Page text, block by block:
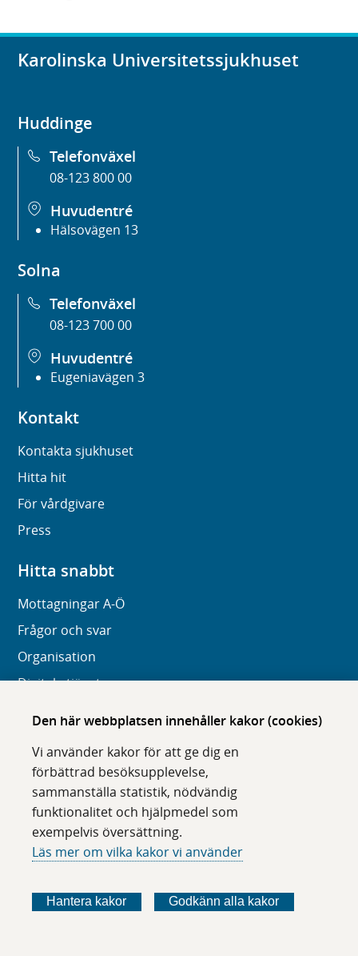
Den här webbplatsen innehåller kakor (cookies)
Vi använder kakor för att ge dig en
förbättrad besöksupplevelse,
sammanställa statistik, nödvändig
funktionalitet och hjälpmedel som
exempelvis översättning.
Läs mer om vilka kakor vi använder
Hantera kakor Godkänn alla kakor
Karolinska Universitetssjukhuset
Huddinge
Telefonväxel
08-123 800 00
Huvudentré
Hälsovägen 13
Solna
Telefonväxel
08-123 700 00
Huvudentré
Eugeniavägen 3
Kontakt
Kontakta sjukhuset
Hitta hit
För vårdgivare
Press
Hitta snabbt
Mottagningar A-Ö
Frågor och svar
Organisation
Digitala tjänster
Om webbplatsen
Om karolinska.se
Navigation och hittbarhet
Tillgänglighet
Om cookies
F
F
F